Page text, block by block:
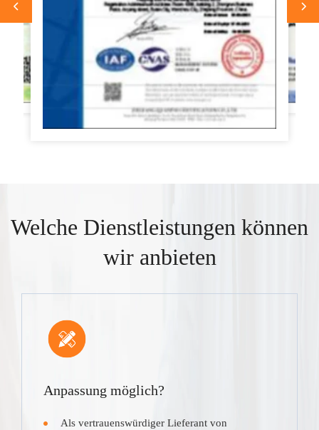
Welche Dienstleistungen können
wir anbieten
Anpassung möglich?
Als vertrauenswürdiger Lieferant von